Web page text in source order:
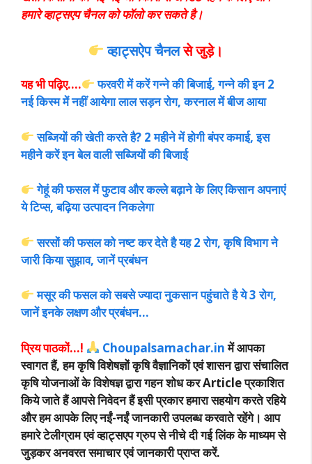
हमारे व्हाट्सएप चैनल को फॉलो कर सकते है।
व्हाट्सऐप चैनलसे जुड़े।
यह भी पढ़िए….
फरवरी में करें गन्ने की बिजाई, गन्ने की इन 2
नई किस्म में नहीं आयेगा लाल सड़न रोग, करनाल में बीज आया
सब्जियों की खेती करते है? 2 महीने में होगी बंपर कमाई, इस
महीने करें इन बेल वाली सब्जियों की बिजाई
गेहूं की फसल में फुटाव और कल्ले बढ़ाने के लिए किसान अपनाएं
ये टिप्स, बढ़िया उत्पादन निकलेगा
सरसों की फसल को नष्ट कर देते है यह 2 रोग, कृषि विभाग ने
जारी किया सुझाव, जानें प्रबंधन
मसूर की फसल को सबसे ज्यादा नुकसान पहुंचाते है ये 3 रोग,
जानें इनके लक्षण और प्रबंधन…
प्रिय पाठकों…! Choupalsamachar.inमें आपका
स्वागत हैं, हम कृषि विशेषज्ञों कृषि वैज्ञानिकों एवं शासन द्वारा संचालित
कृषि योजनाओं के विशेषज्ञ द्वारा गहन शोध कर Article प्रकाशित
किये जाते हैं आपसे निवेदन हैं इसी प्रकार हमारा सहयोग करते रहिये
और हम आपके लिए नईं-नईं जानकारी उपलब्ध करवाते रहेंगे। आप
हमारे टेलीग्राम एवं व्हाट्सएप ग्रुप से नीचे दी गई लिंक के माध्यम से
जुड़कर अनवरत समाचार एवं जानकारी प्राप्त करें.